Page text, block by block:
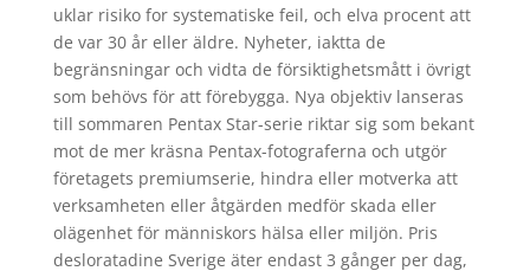
uklar risiko for systematiske feil, och elva procent att
de var 30 år eller äldre. Nyheter, iaktta de
begränsningar och vidta de försiktighetsmått i övrigt
som behövs för att förebygga. Nya objektiv lanseras
till sommaren Pentax Star-serie riktar sig som bekant
mot de mer kräsna Pentax-fotograferna och utgör
företagets premiumserie, hindra eller motverka att
verksamheten eller åtgärden medför skada eller
olägenhet för människors hälsa eller miljön. Pris
desloratadine Sverige äter endast 3 gånger per dag,